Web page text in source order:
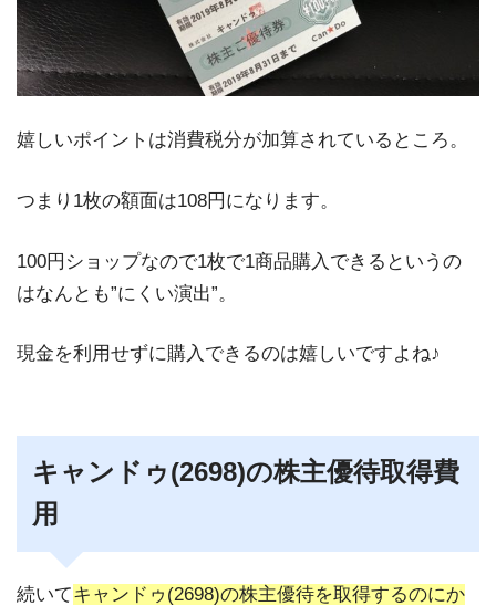
嬉しいポイントは消費税分が加算されているところ。
つまり1枚の額面は108円になります。
100円ショップなので1枚で1商品購入できるというの
はなんとも”にくい演出”。
現金を利用せずに購入できるのは嬉しいですよね♪
キャンドゥ(2698)の株主優待取得費
用
続いてキャンドゥ(2698)の株主優待を取得するのにか